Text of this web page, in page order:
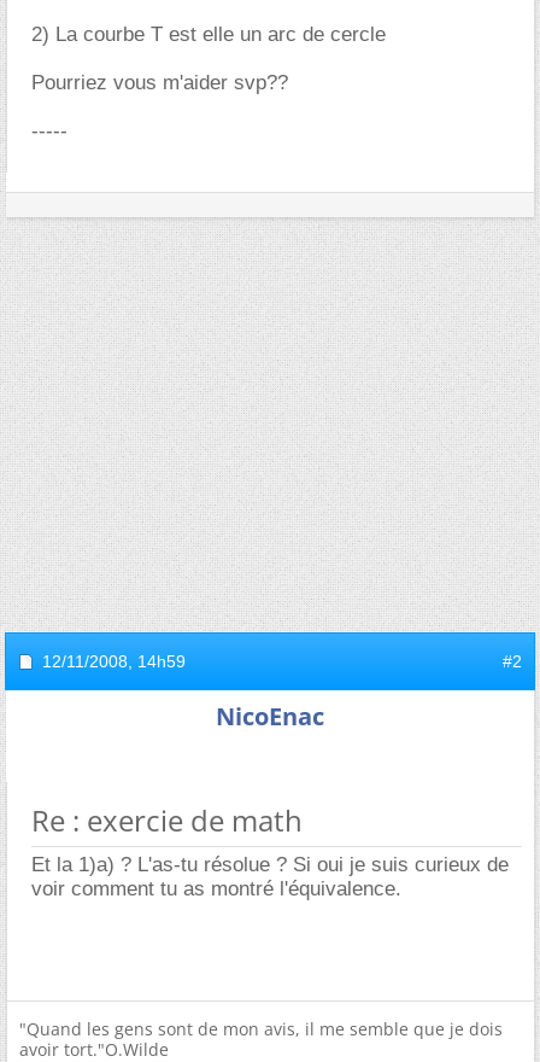
2) La courbe T est elle un arc de cercle
Pourriez vous m'aider svp??
-----
12/11/2008, 14h59 #2
NicoEnac
Re : exercie de math
Et la 1)a) ? L'as-tu résolue ? Si oui je suis curieux de
voir comment tu as montré l'équivalence.
"Quand les gens sont de mon avis, il me semble que je dois
avoir tort."O.Wilde